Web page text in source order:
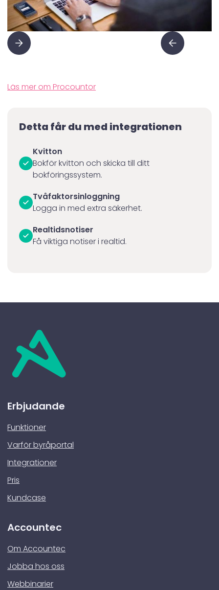
Läs mer om Procountor
Detta får du med integrationen
Kvitton
Bokför kvitton och skicka till ditt
bokföringssystem.
Tvåfaktorsinloggning
Logga in med extra säkerhet.
Realtidsnotiser
Få viktiga notiser i realtid.
Erbjudande
Funktioner
Varför byråportal
Integrationer
Pris
Kundcase
Accountec
Om Accountec
Jobba hos oss
Webbinarier